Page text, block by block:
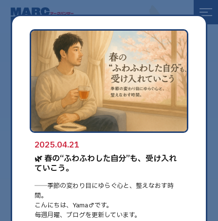
全て
健康
美容
環境
globe
2025.04.21
🌿 春の“ふわふわした自分”も、受け入れ
ていこう。
──季節の変わり目にゆらぐ心と、整えなおす時
間。
こんにちは、Yama♂です。
毎週月曜、ブログを更新しています。